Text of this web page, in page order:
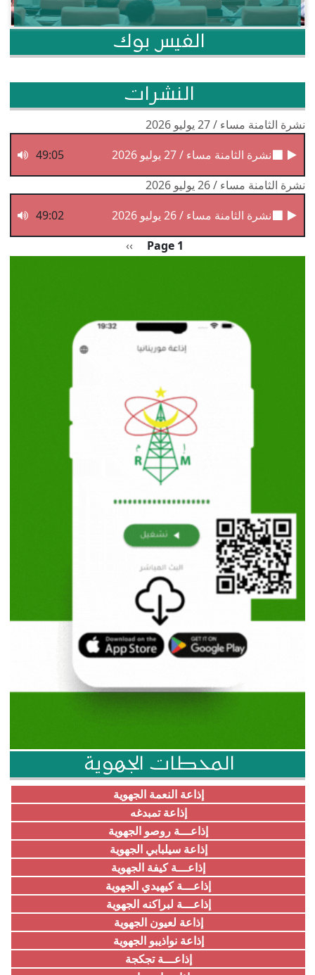
الفيس بوك
النشرات
نشرة الثامنة مساء / 27 يوليو 2026
نشرة الثامنة مساء / 27 يوليو 2026
49:05
نشرة الثامنة مساء / 26 يوليو 2026
نشرة الثامنة مساء / 26 يوليو 2026
49:02
Page 1 الصفحة التالية
››
المحطات الجهوية
إذاعة النعمة الجهوية
إذاعة تمبدغه
إذاعـــة روصو الجهوية
إذاعة سيلبابي الجهوية
إذاعـــة كيفة الجهوية
إذاعـــة كيهيدي الجهوية
إذاعـــة لبراكنه الجهوية
إذاعة لعيون الجهوية
إذاعة نواذيبو الجهوية
إذاعـــة تجكجة